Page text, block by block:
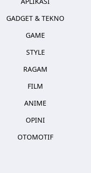
GADGET & TEKNO
GAME
STYLE
RAGAM
FILM
ANIME
OPINI
OTOMOTIF